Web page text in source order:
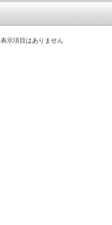
表示項目はありません